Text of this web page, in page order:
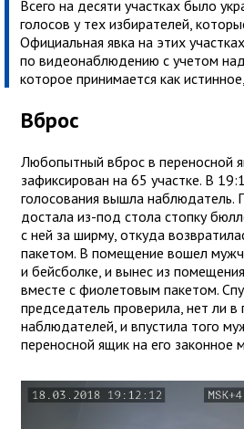
Всего на десяти участках было
голосов у тех избирателей,
Официальная явка на этих
по видеонаблюдению с учетом
которое принимается как
Вброс
Любопытный вброс в переносной
зафиксирован на 65 участке. В
голосования вышла наблюдатель.
достала из-под стола стопку
с ней за ширму, откуда
пакетом. В помещение вошел
и бейсболке, и вынес из
вместе с фиолетовым пакетом.
председатель проверила, нет ли
наблюдателей, и впустила того
переносной ящик на его законное